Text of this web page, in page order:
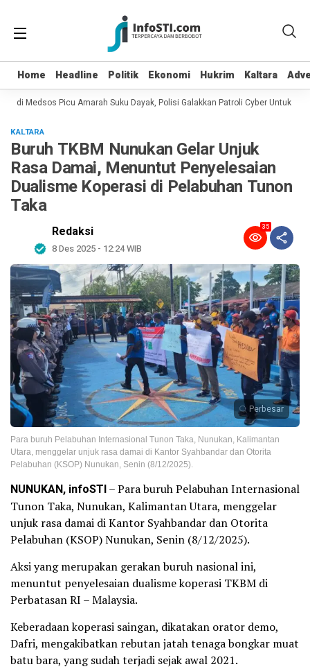
Home Headline Politik Ekonomi Hukrim Kaltara
Home Headline Politik Ekonomi Hukrim Kaltara
di Medsos Picu Amarah Suku Dayak, Polisi Galakkan Patroli Cyber Untuk
KALTARA
Buruh TKBM Nunukan Gelar Unjuk
Rasa Damai, Menuntut Penyelesaian
Dualisme Koperasi di Pelabuhan Tunon
Taka
Redaksi
8 Des 2025 - 12:24 WIB
35
Perbesar
Para buruh Pelabuhan Internasional Tunon Taka, Nunukan, Kalimantan
Utara, menggelar unjuk rasa damai di Kantor Syahbandar dan Otorita
Pelabuhan (KSOP) Nunukan, Senin (8/12/2025).
NUNUKAN, infoSTI– Para buruh Pelabuhan Internasional
Tunon Taka, Nunukan, Kalimantan Utara, menggelar
unjuk rasa damai di Kantor Syahbandar dan Otorita
Pelabuhan (KSOP) Nunukan, Senin (8/12/2025).
Aksi yang merupakan gerakan buruh nasional ini,
menuntut penyelesaian dualisme koperasi TKBM di
Perbatasan RI – Malaysia.
Keberadaan koperasi saingan, dikatakan orator demo,
Dafri, mengakibatkan rebutan jatah tenaga bongkar muat
batu bara, yang sudah terjadi sejak awal 2021.